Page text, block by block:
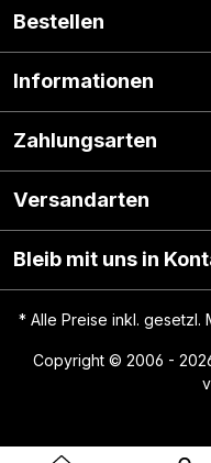
Bestellen
Informationen
Zahlungsarten
Versandarten
Bleib mit uns in
* Alle Preise inkl. gesetzl.
Copyright © 2006 -